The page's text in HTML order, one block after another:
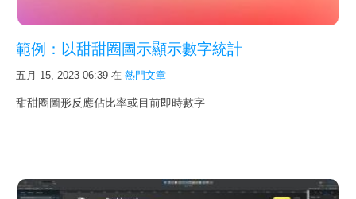
記錄：訓練營送 FMP 14
關
於
線上有約
範例：以甜甜圈圖示顯示數字統計
五月 15, 2023 06:39 在 熱門文章
甜甜圈圖形反應佔比率或目前即時數字